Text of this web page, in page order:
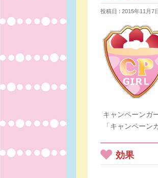
投稿日 : 2015年11月7
キャンペーンガ
「キャンペーン
効果